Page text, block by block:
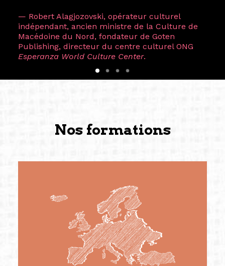
— Robert Alagjozovski, opérateur culturel
indépendant, ancien ministre de la Culture de
Macédoine du Nord, fondateur de Goten
Publishing, directeur du centre culturel ONG
Esperanza World Culture Center.
Nos formations